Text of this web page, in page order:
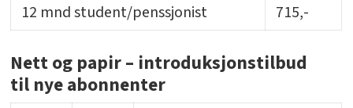
12 mnd student/penssjonist
715,-
Nett og papir – introduksjonstilbud
til nye abonnenter